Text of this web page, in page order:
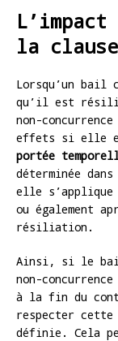
la
Lorsqu’un bail
qu’il est
non-
effets si elle
portée
déterminée
elle s’applique
ou également
résiliation.
Ainsi, si le bail
non-
à la fin du
respecter
définie. Cela